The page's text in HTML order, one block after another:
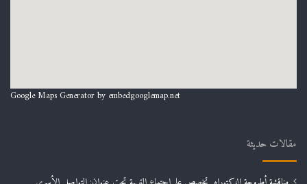
Google Maps Generator by embedgooglemap.net
مقالات حديثة